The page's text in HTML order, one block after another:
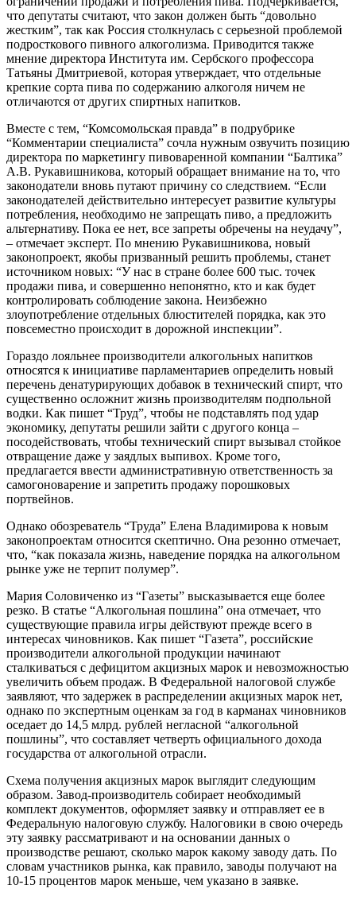
что депутаты считают, что закон должен быть “довольно
жестким”, так как Россия столкнулась с серьезной проблемой
подросткового пивного алкоголизма. Приводится также
мнение директора Института им. Сербского профессора
Татьяны Дмитриевой, которая утверждает, что отдельные
крепкие сорта пива по содержанию алкоголя ничем не
отличаются от других спиртных напитков.
Вместе с тем, “Комсомольская правда” в подрубрике
“Комментарии специалиста” сочла нужным озвучить позицию
директора по маркетингу пивоваренной компании “Балтика”
А.В. Рукавишникова, который обращает внимание на то, что
законодатели вновь путают причину со следствием. “Если
законодателей действительно интересует развитие культуры
потребления, необходимо не запрещать пиво, а предложить
альтернативу. Пока ее нет, все запреты обречены на неудачу”,
– отмечает эксперт. По мнению Рукавишникова, новый
законопроект, якобы призванный решить проблемы, станет
источником новых: “У нас в стране более 600 тыс. точек
продажи пива, и совершенно непонятно, кто и как будет
контролировать соблюдение закона. Неизбежно
злоупотребление отдельных блюстителей порядка, как это
повсеместно происходит в дорожной инспекции”.
Гораздо лояльнее производители алкогольных напитков
относятся к инициативе парламентариев определить новый
перечень денатурирующих добавок в технический спирт, что
существенно осложнит жизнь производителям подпольной
водки. Как пишет “Труд”, чтобы не подставлять под удар
экономику, депутаты решили зайти с другого конца –
посодействовать, чтобы технический спирт вызывал стойкое
отвращение даже у заядлых выпивох. Кроме того,
предлагается ввести административную ответственность за
самогоноварение и запретить продажу порошковых
портвейнов.
Однако обозреватель “Труда” Елена Владимирова к новым
законопроектам относится скептично. Она резонно отмечает,
что, “как показала жизнь, наведение порядка на алкогольном
рынке уже не терпит полумер”.
Мария Соловиченко из “Газеты” высказывается еще более
резко. В статье “Алкогольная пошлина” она отмечает, что
существующие правила игры действуют прежде всего в
интересах чиновников. Как пишет “Газета”, российские
производители алкогольной продукции начинают
сталкиваться с дефицитом акцизных марок и невозможностью
увеличить объем продаж. В Федеральной налоговой службе
заявляют, что задержек в распределении акцизных марок нет,
однако по экспертным оценкам за год в карманах чиновников
оседает до 14,5 млрд. рублей негласной “алкогольной
пошлины”, что составляет четверть официального дохода
государства от алкогольной отрасли.
Схема получения акцизных марок выглядит следующим
образом. Завод-производитель собирает необходимый
комплект документов, оформляет заявку и отправляет ее в
Федеральную налоговую службу. Налоговики в свою очередь
эту заявку рассматривают и на основании данных о
производстве решают, сколько марок какому заводу дать. По
словам участников рынка, как правило, заводы получают на
10-15 процентов марок меньше, чем указано в заявке.